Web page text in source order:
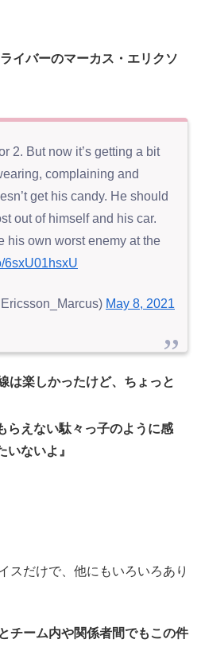
イバーのマーカス・エリクソ
2. But now it’s getting a bit
complaining and
get his candy. He should
out of himself and his car.
his own worst enemy at the
6sxU01hsxU
May 8, 2021
は楽しかったけど、ちょっと
らえない駄々っ子のように感
いないよ』
スだけで、他にもいろいろあり
チーム内や関係者間でもこの件